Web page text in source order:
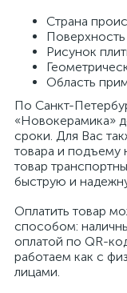
Страна
Рисунок
Область
По Санкт-
«Новокерамика»
сроки. Для Вас
товара и подъему
товар
быструю и
Оплатить товар
способом:
оплатой по QR-
работаем как с
лицами.